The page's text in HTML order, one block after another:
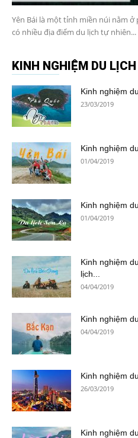
Yên Bái là một tỉnh miền núi nằm ở
có nhiều địa điểm du lịch tự nhiên...
KINH NGHIỆM DU LỊCH
Kinh nghiệm
23/03/2019
Kinh nghiệm
01/04/2019
Kinh nghiệm
01/04/2019
Kinh nghiệm
lịch...
04/04/2019
Kinh nghiệm
04/04/2019
Kinh nghiệm
26/03/2019
Kinh nghiệm